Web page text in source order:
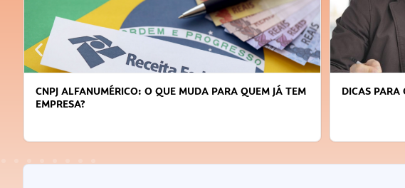
DICAS PARA OBTER CRÉDITO
FAÇA A